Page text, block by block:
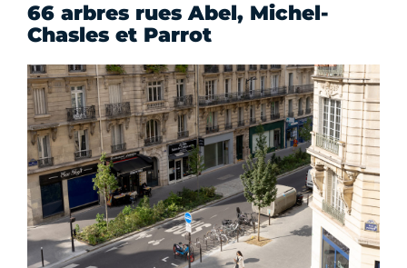
66 arbres rues Abel, Michel-
Chasles et Parrot